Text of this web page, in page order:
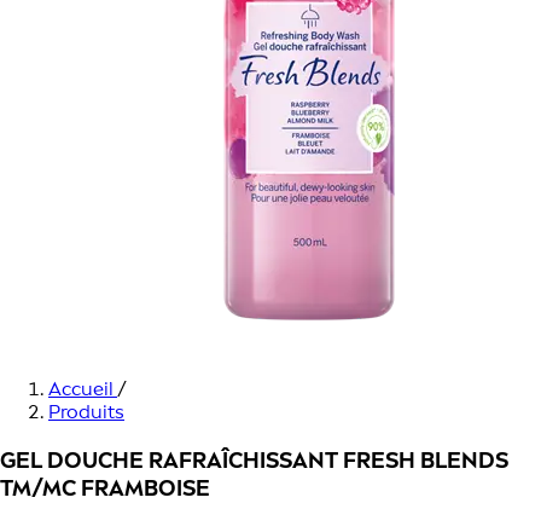
Accueil /
Produits
GEL DOUCHE RAFRAÎCHISSANT FRESH BLENDS
TM/MC FRAMBOISE